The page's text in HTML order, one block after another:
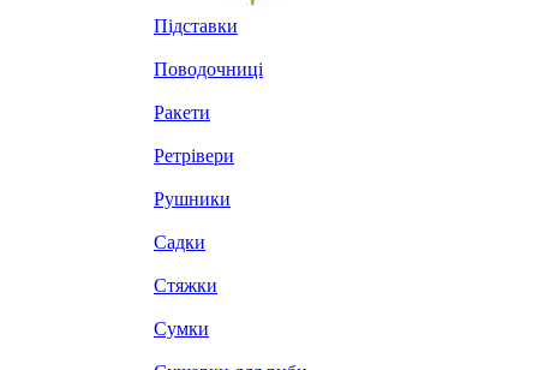
Підставки
Поводочниці
Ракети
Ретрівери
Рушники
Садки
Стяжки
Сумки